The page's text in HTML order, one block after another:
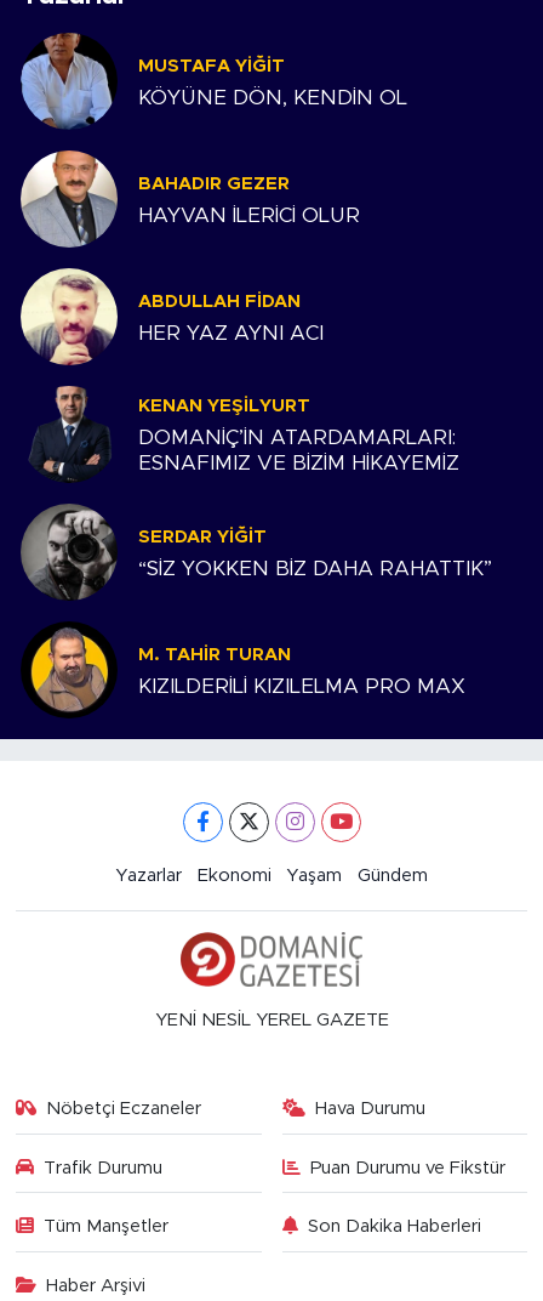
MUSTAFA YIĞIT
KÖYÜNE DÖN, KENDİN OL
BAHADIR GEZER
HAYVAN İLERİCİ OLUR
ABDULLAH FIDAN
HER YAZ AYNI ACI
KENAN YEŞILYURT
DOMANİÇ’İN ATARDAMARLARI:
ESNAFIMIZ VE BİZİM HİKAYEMİZ
SERDAR YIĞIT
“SİZ YOKKEN BİZ DAHA RAHATTIK”
M. TAHIR TURAN
KIZILDERİLİ KIZILELMA PRO MAX
Yazarlar Ekonomi Yaşam Gündem
YENİ NESİL YEREL GAZETE
Nöbetçi Eczaneler Hava Durumu
Trafik Durumu Puan Durumu ve Fikstür
Tüm Manşetler Son Dakika Haberleri
Haber Arşivi